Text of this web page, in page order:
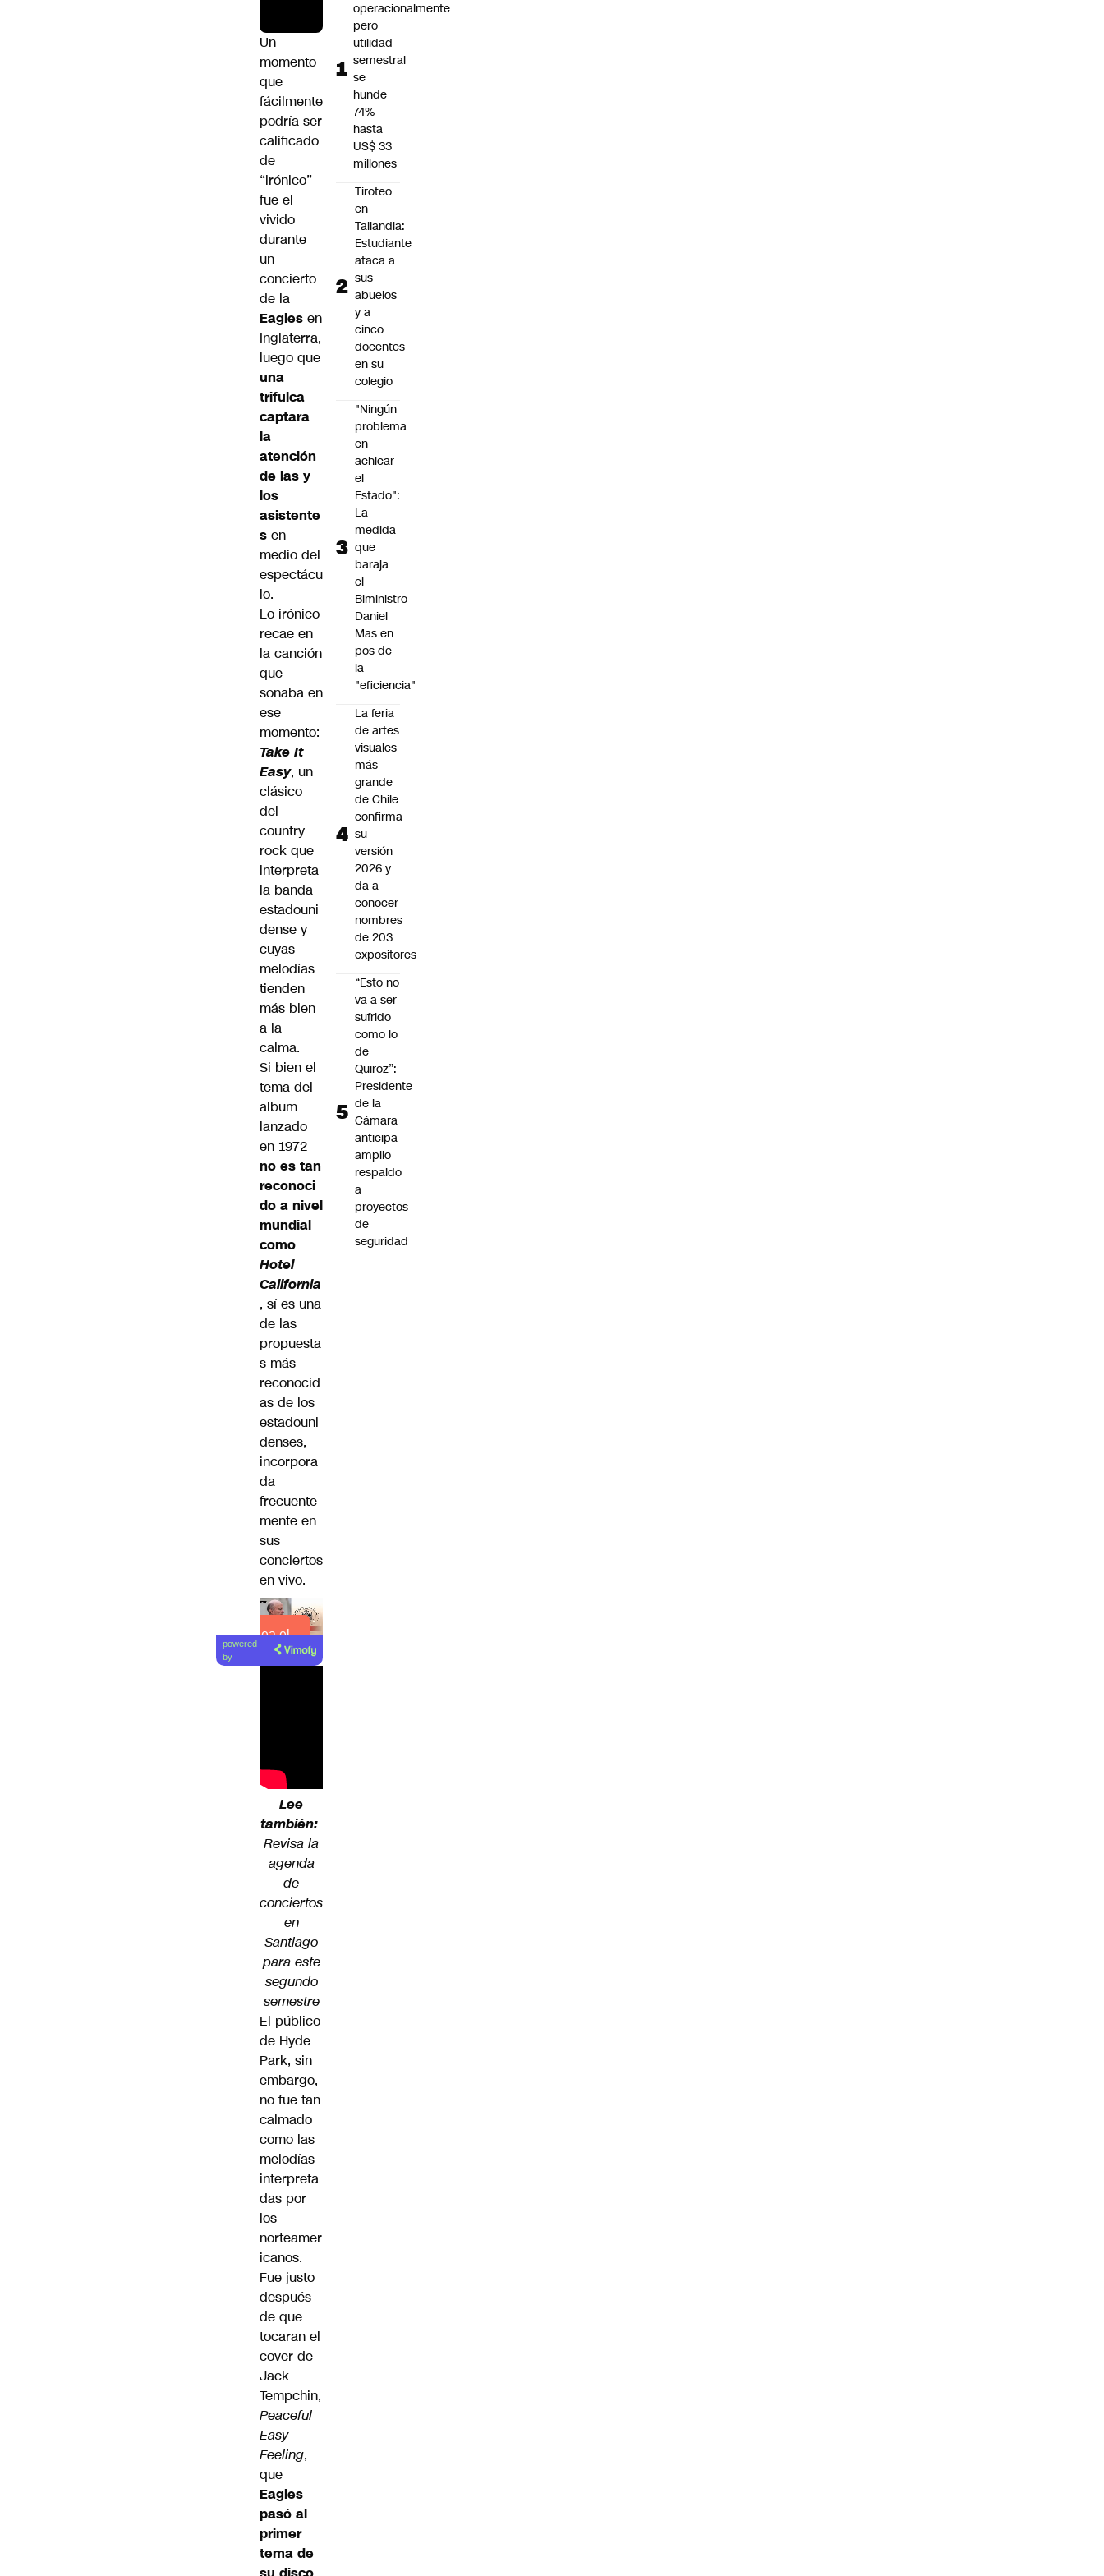
Un
momento
que
fácilmente
podría ser
calificado
de
“irónico”
fue el
vivido
durante
un
concierto
de la
Eagles en
Inglaterra,
luego que
una
trifulca
captara
la
atención
de las y
los
asistente
s en
medio del
espectácu
lo.
Lo irónico
recae en
la canción
que
sonaba en
ese
momento:
Take It
Easy, un
clásico
del
country
rock que
interpreta
la banda
estadouni
dense y
cuyas
melodías
tienden
más bien
a la
calma.
Si bien el
tema del
album
lanzado
en 1972
no es tan
reconoci
do a nivel
mundial
como
Hotel
California
, sí es una
de las
propuesta
s más
reconocid
as de los
estadouni
denses,
incorpora
da
frecuente
mente en
sus
conciertos
en vivo.
Lea el
artículo
powered
by
Lee
también:
Revisa la
agenda
de
conciertos
en
Santiago
para este
segundo
semestre
El público
de Hyde
Park, sin
embargo,
no fue tan
calmado
como las
melodías
interpreta
das por
los
norteamer
icanos.
Fue justo
después
de que
tocaran el
cover de
Jack
Tempchin,
Peaceful
Easy
Feeling,
que
Eagles
pasó al
primer
tema de
operacionalmente
pero
utilidad
semestral
se
hunde
74%
hasta
US$ 33
millones
Tiroteo
en
Tailandia:
Estudiante
ataca a
sus
abuelos
y a
cinco
docentes
en su
colegio
"Ningún
problema
en
achicar
el
Estado":
La
medida
que
baraja
el
Biministro
Daniel
Mas en
pos de
la
"eficiencia"
La feria
de artes
visuales
más
grande
de Chile
confirma
su
versión
2026 y
da a
conocer
nombres
de 203
expositores
“Esto no
va a ser
sufrido
como lo
de
Quiroz”:
Presidente
de la
Cámara
anticipa
amplio
respaldo
a
proyectos
de
seguridad